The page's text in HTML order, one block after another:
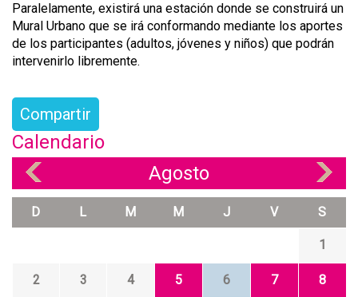
Paralelamente, existirá una estación donde se construirá un
Mural Urbano que se irá conformando mediante los aportes
de los participantes (adultos, jóvenes y niños) que podrán
intervenirlo libremente.
Compartir
Calendario
Agosto
D L M M J V S
1
2 3 4 5 6 7 8